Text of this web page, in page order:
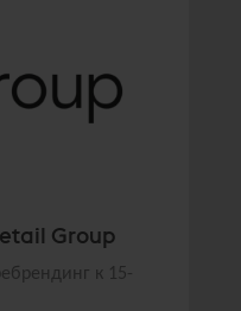
Group
к 15-